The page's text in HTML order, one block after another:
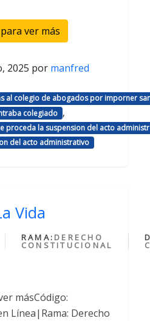
ver más
2025 por manfred
al colegio de abogados por imporner
colegiado ,
proceda la suspension del acto
del acto administrativo
Vida
RAMA: DERECHO
CONSTITUCIONAL
másCódigo:
Línea|Rama: Derecho